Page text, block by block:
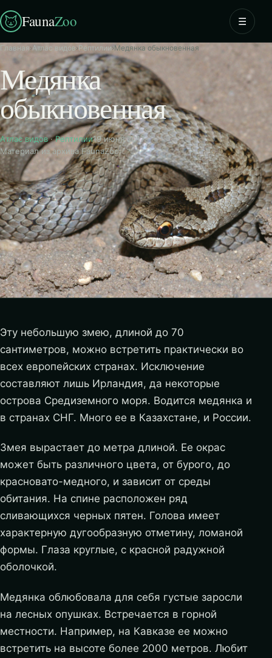
FaunaZoo ☰
Главная›Атлас видов›Рептилии›Медянка обыкновенная
Медянка
обыкновенная
Атлас видов·Рептилии19 июня 2017
Материал из архива FaunaZoo
Эту небольшую змею, длиной до 70
сантиметров, можно встретить практически во
всех европейских странах. Исключение
составляют лишь Ирландия, да некоторые
острова Средиземного моря. Водится медянка и
в странах СНГ. Много ее в Казахстане, и России.
Змея вырастает до метра длиной. Ее окрас
может быть различного цвета, от бурого, до
красновато-медного, и зависит от среды
обитания. На спине расположен ряд
сливающихся черных пятен. Голова имеет
характерную дугообразную отметину, ломаной
формы. Глаза круглые, с красной радужной
оболочкой.
Медянка облюбовала для себя густые заросли
на лесных опушках. Встречается в горной
местности. Например, на Кавказе ее можно
встретить на высоте более 2000 метров. Любит